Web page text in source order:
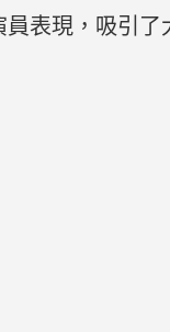
表現，吸引了